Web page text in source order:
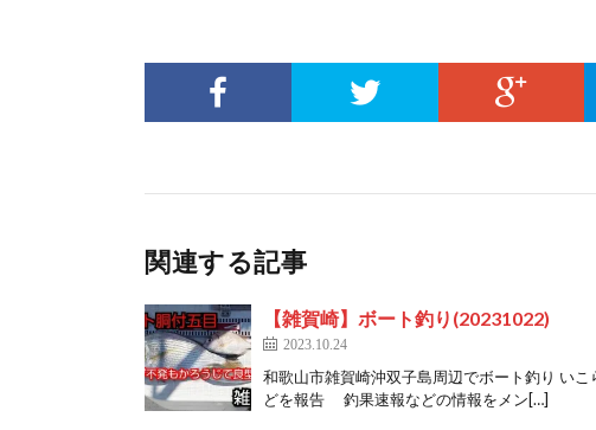
関連する記事
【雑賀崎】ボート釣り(20231022)
2023.10.24
和歌山市雑賀崎沖双子島周辺でボート釣り い
どを報告 釣果速報などの情報をメン[…]